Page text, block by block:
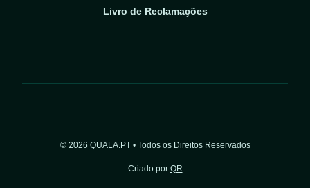
Livro de Reclamações
© 2026 QUALA.PT • Todos os Direitos Reservados
Criado por QR